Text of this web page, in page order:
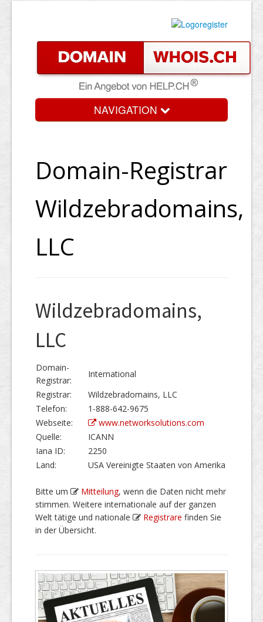
NAVIGATION
Domain-Registrar
Wildzebradomains,
LLC
Wildzebradomains,
LLC
Domain-
Registrar:
International
Registrar:
Wildzebradomains, LLC
Telefon:
1-888-642-9675
Webseite:
www.networksolutions.com
Quelle:
ICANN
Iana ID:
2250
Land:
USA Vereinigte Staaten von Amerika
Bitte um Mitteilung, wenn die Daten nicht mehr
stimmen. Weitere internationale auf der ganzen
Welt tätige und nationale
Registrare finden Sie
in der Übersicht.